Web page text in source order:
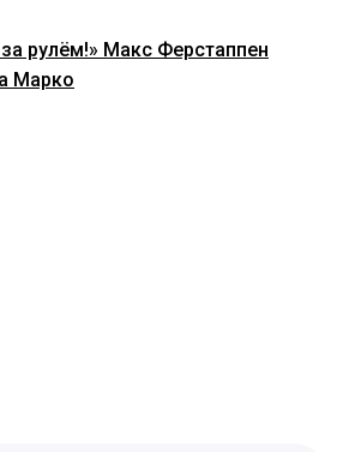
рулём!» Макс Ферстаппен
Марко